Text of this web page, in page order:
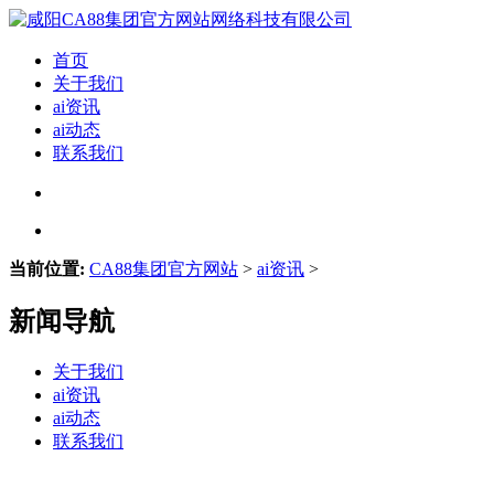
首页
关于我们
ai资讯
ai动态
联系我们
当前位置: CA88集团官方网站 > ai资讯 >
新闻导航
关于我们
ai资讯
ai动态
联系我们